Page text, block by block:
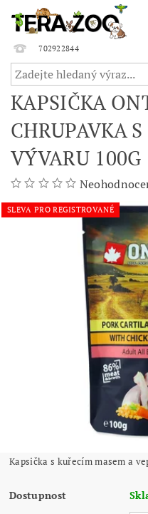
702922844
KAPSIČKA
CHRUPAVKA
VÝVARU 100G
SLEVA PRO REGISTROVANÉ
Kapsička s kuřecím masem a
Dostupnost